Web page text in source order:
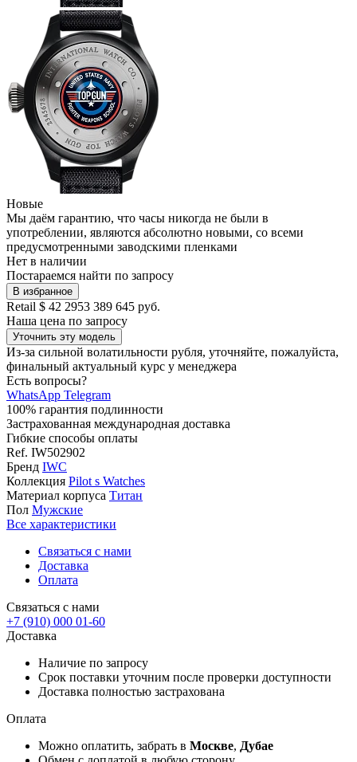
Новые
Мы даём гарантию, что часы никогда не были в
употреблении, являются абсолютно новыми, со всеми
предусмотренными заводскими пленками
Нет в наличии
Постараемся найти по запросу
В избранное
Retail $ 42 2953 389 645 руб.
Наша цена по запросу
Уточнить эту модель
Из-за сильной волатильности рубля, уточняйте, пожалуйста,
финальный актуальный курс у менеджера
Есть вопросы?
WhatsApp Telegram
100% гарантия подлинности
Застрахованная международная доставка
Гибкие способы оплаты
Ref. IW502902
Бренд IWC
Коллекция Pilot s Watches
Материал корпуса Титан
Пол Мужские
Все характеристики
Связаться с нами
Доставка
Оплата
Связаться с нами
+7 (910) 000 01-60
Доставка
Наличие по запросу
Срок поставки уточним после проверки доступности
Доставка полностью застрахована
Оплата
Можно оплатить, забрать в Москве, Дубае